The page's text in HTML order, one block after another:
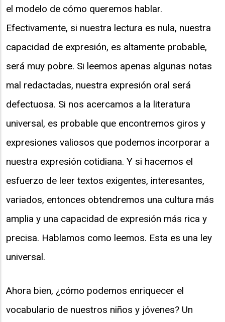
el modelo de cómo queremos hablar.
Efectivamente, si nuestra lectura es nula, nuestra
capacidad de expresión, es altamente probable,
será muy pobre. Si leemos apenas algunas notas
mal redactadas, nuestra expresión oral será
defectuosa. Si nos acercamos a la literatura
universal, es probable que encontremos giros y
expresiones valiosos que podemos incorporar a
nuestra expresión cotidiana. Y si hacemos el
esfuerzo de leer textos exigentes, interesantes,
variados, entonces obtendremos una cultura más
amplia y una capacidad de expresión más rica y
precisa. Hablamos como leemos. Esta es una ley
universal.
Ahora bien, ¿cómo podemos enriquecer el
vocabulario de nuestros niños y jóvenes? Un